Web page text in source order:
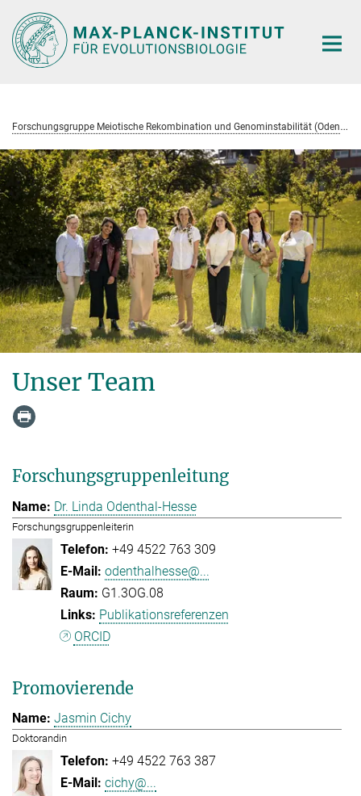
Hauptinhalt
F
orschungsgruppe Meiotische Rekombination und Genominstabilität (Odenthal-Hesse)
Unser Team
Forschungsgruppenleitung
Dr. Linda Odenthal-Hesse
Forschungsgruppenleiterin
+49 4522 763 309
odenthalhesse@...
G1.3OG.08
Publikationsreferenzen
ORCID
Promovierende
Jasmin Cichy
Doktorandin
+49 4522 763 387
cichy@...